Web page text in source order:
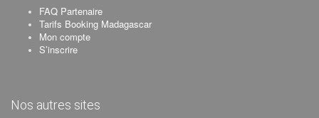
FAQ Partenaire
Tarifs Booking Madagascar
Mon compte
S’inscrire
Nos autres sites